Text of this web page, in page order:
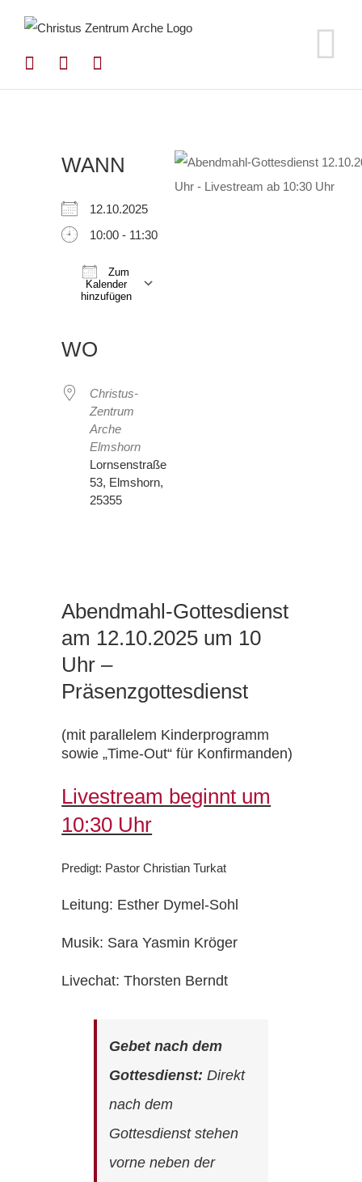
springen
WANN
12.10.2025
10:00 - 11:30
Zum
Kalender
hinzufügen
WO
Christus-
Zentrum
Arche
Elmshorn
Lornsenstraße
53, Elmshorn,
25355
Abendmahl-Gottesdienst
am 12.10.2025 um 10
Uhr –
Präsenzgottesdienst
(mit parallelem Kinderprogramm
sowie „Time-Out“ für Konfirmanden)
Livestream beginnt um
10:30 Uhr
Predigt: Pastor Christian Turkat
Leitung: Esther Dymel-Sohl
Musik: Sara Yasmin Kröger
Livechat: Thorsten Berndt
Gebet nach dem
Gottesdienst: Direkt
nach dem
Gottesdienst stehen
vorne neben der